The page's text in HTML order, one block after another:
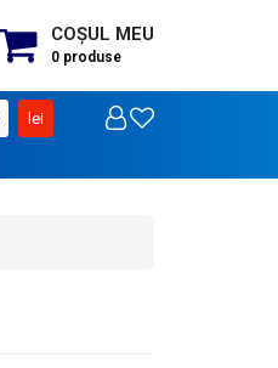
COŞUL MEU
0produse
lei